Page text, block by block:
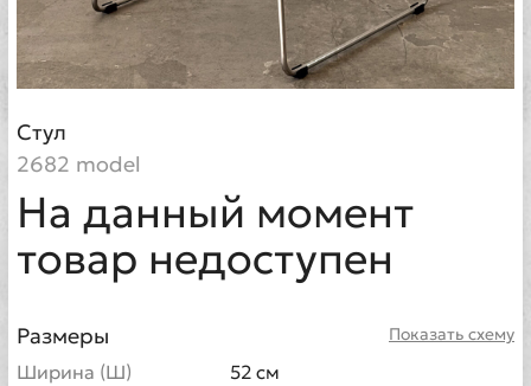
Стул
2682 model
На данный момент
товар недоступен
Показать схему
Размеры
Ширина (Ш)
52 см